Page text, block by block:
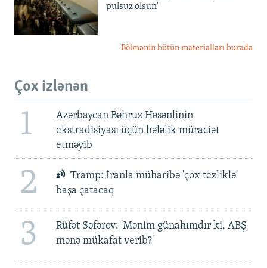
pulsuz olsun'
Bölmənin bütün materialları burada
Çox izlənən
1
Azərbaycan Bəhruz Həsənlinin
ekstradisiyası üçün hələlik müraciət
etməyib
2
Tramp: İranla müharibə 'çox tezliklə'
başa çatacaq
3
Rüfət Səfərov: 'Mənim günahımdır ki, ABŞ
mənə mükafat verib?'